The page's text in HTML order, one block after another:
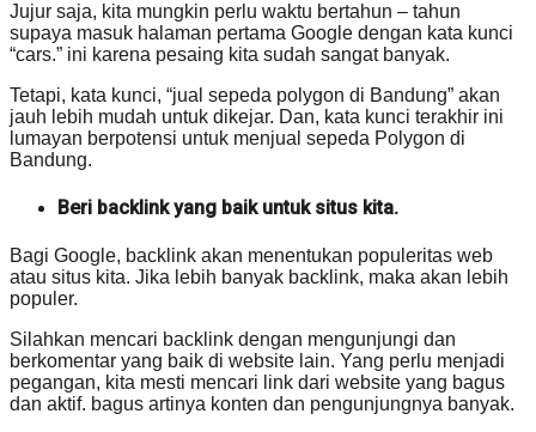
Jujur saja, kita mungkin perlu waktu bertahun – tahun
supaya masuk halaman pertama Google dengan kata kunci
“cars.” ini karena pesaing kita sudah sangat banyak.
Tetapi, kata kunci, “jual sepeda polygon di Bandung” akan
jauh lebih mudah untuk dikejar. Dan, kata kunci terakhir ini
lumayan berpotensi untuk menjual sepeda Polygon di
Bandung.
Beri backlink yang baik untuk situs kita.
Bagi Google, backlink akan menentukan populeritas web
atau situs kita. Jika lebih banyak backlink, maka akan lebih
populer.
Silahkan mencari backlink dengan mengunjungi dan
berkomentar yang baik di website lain. Yang perlu menjadi
pegangan, kita mesti mencari link dari website yang bagus
dan aktif. bagus artinya konten dan pengunjungnya banyak.